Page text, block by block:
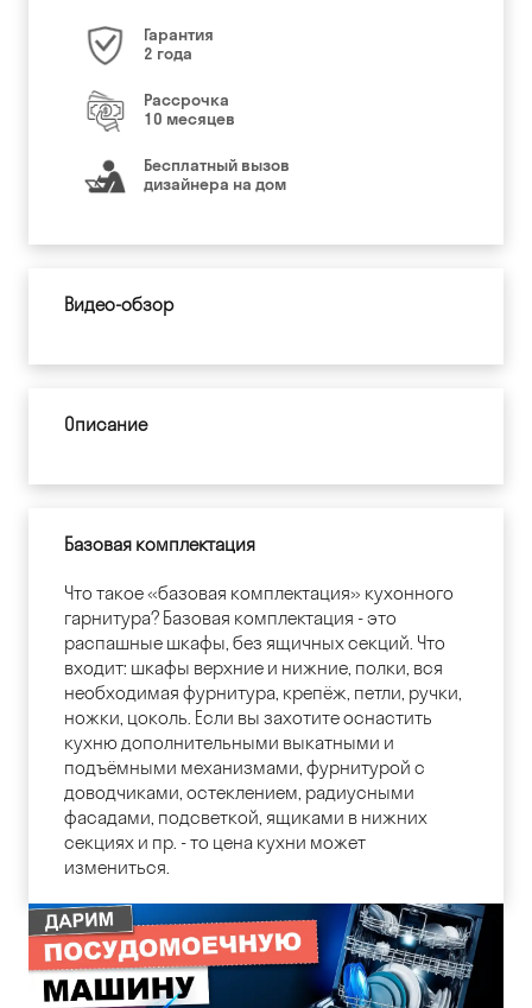
Гарантия
2 года
Рассрочка
10 месяцев
Бесплатный вызов
дизайнера на дом
Видео-обзор
Описание
Базовая комплектация
Что такое «базовая комплектация» кухонного
гарнитура? Базовая комплектация - это
распашные шкафы, без ящичных секций. Что
входит: шкафы верхние и нижние, полки, вся
необходимая фурнитура, крепёж, петли, ручки,
ножки, цоколь. Если вы захотите оснастить
кухню дополнительными выкатными и
подъёмными механизмами, фурнитурой с
доводчиками, остеклением, радиусными
фасадами, подсветкой, ящиками в нижних
секциях и пр. - то цена кухни может
измениться.